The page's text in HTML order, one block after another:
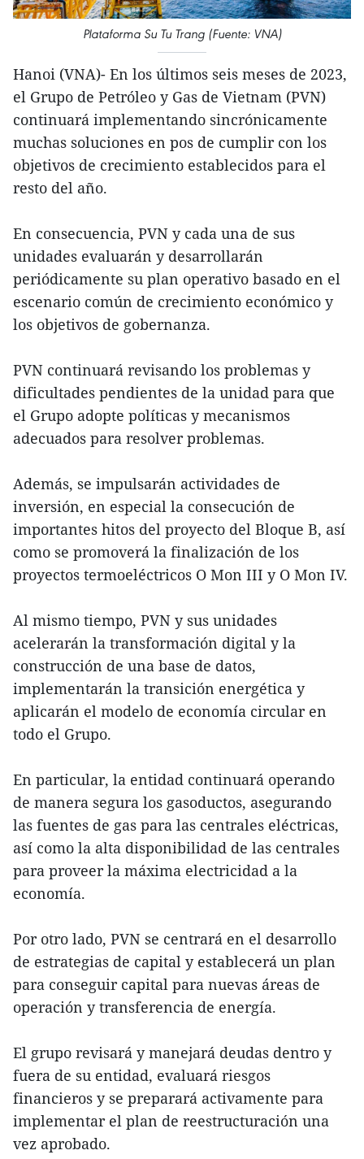
Plataforma Su Tu Trang (Fuente: VNA)
Hanoi (VNA)- En los últimos seis meses de 2023,
el Grupo de Petróleo y Gas de Vietnam (PVN)
continuará implementando sincrónicamente
muchas soluciones en pos de cumplir con los
objetivos de crecimiento establecidos para el
resto del año.
En consecuencia, PVN y cada una de sus
unidades evaluarán y desarrollarán
periódicamente su plan operativo basado en el
escenario común de crecimiento económico y
los objetivos de gobernanza.
PVN continuará revisando los problemas y
dificultades pendientes de la unidad para que
el Grupo adopte políticas y mecanismos
adecuados para resolver problemas.
Además, se impulsarán actividades de
inversión, en especial la consecución de
importantes hitos del proyecto del Bloque B, así
como se promoverá la finalización de los
proyectos termoeléctricos O Mon III y O Mon IV.
Al mismo tiempo, PVN y sus unidades
acelerarán la transformación digital y la
construcción de una base de datos,
implementarán la transición energética y
aplicarán el modelo de economía circular en
todo el Grupo.
En particular, la entidad continuará operando
de manera segura los gasoductos, asegurando
las fuentes de gas para las centrales eléctricas,
así como la alta disponibilidad de las centrales
para proveer la máxima electricidad a la
economía.
Por otro lado, PVN se centrará en el desarrollo
de estrategias de capital y establecerá un plan
para conseguir capital para nuevas áreas de
operación y transferencia de energía.
El grupo revisará y manejará deudas dentro y
fuera de su entidad, evaluará riesgos
financieros y se preparará activamente para
implementar el plan de reestructuración una
vez aprobado.